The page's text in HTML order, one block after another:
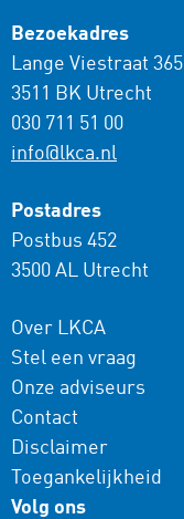
Bezoekadres
Lange Viestraat 365
3511 BK Utrecht
030 711 51 00
info@lkca.nl
Postadres
Postbus 452
3500 AL Utrecht
Over LKCA
Stel een vraag
Onze adviseurs
Contact
Disclaimer
Toegankelijkheid
Volg ons